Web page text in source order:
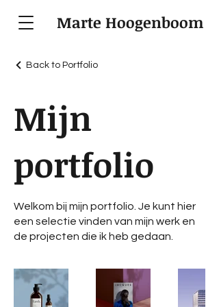
Marte Hoogenboom
Back to Portfolio
Mijn
portfolio
Welkom bij mijn portfolio. Je kunt hier
een selectie vinden van mijn werk en
de projecten die ik heb gedaan.